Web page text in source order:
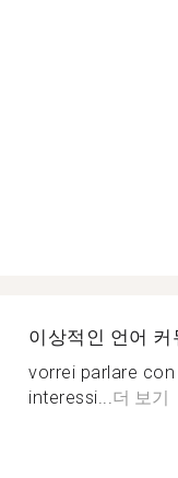
이상적인 언어 커
vorrei parlare
interessi...더 보기